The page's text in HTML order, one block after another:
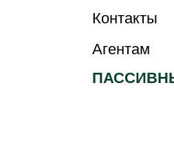
Контакты
Агентам